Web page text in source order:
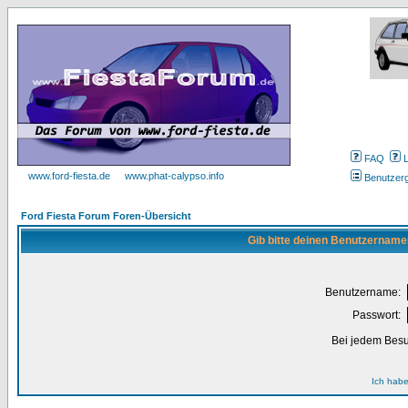
www.ford-fiesta.de www.phat-calypso.info
FAQ
Ford Fiesta Forum Foren-Übersicht
Gib bitte deinen
Benutzername:
Passwort:
Bei jedem
Ich